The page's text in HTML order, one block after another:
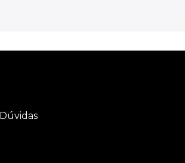
Dúvidas